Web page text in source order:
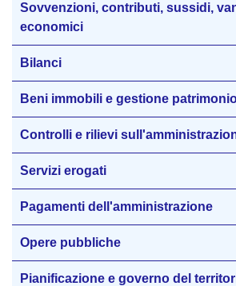
Sovvenzioni, contributi, sussidi,
economici
Bilanci
Beni immobili e gestione
Controlli e rilievi
Servizi erogati
Pagamenti dell'amministrazione
Opere pubbliche
Pianificazione e governo del